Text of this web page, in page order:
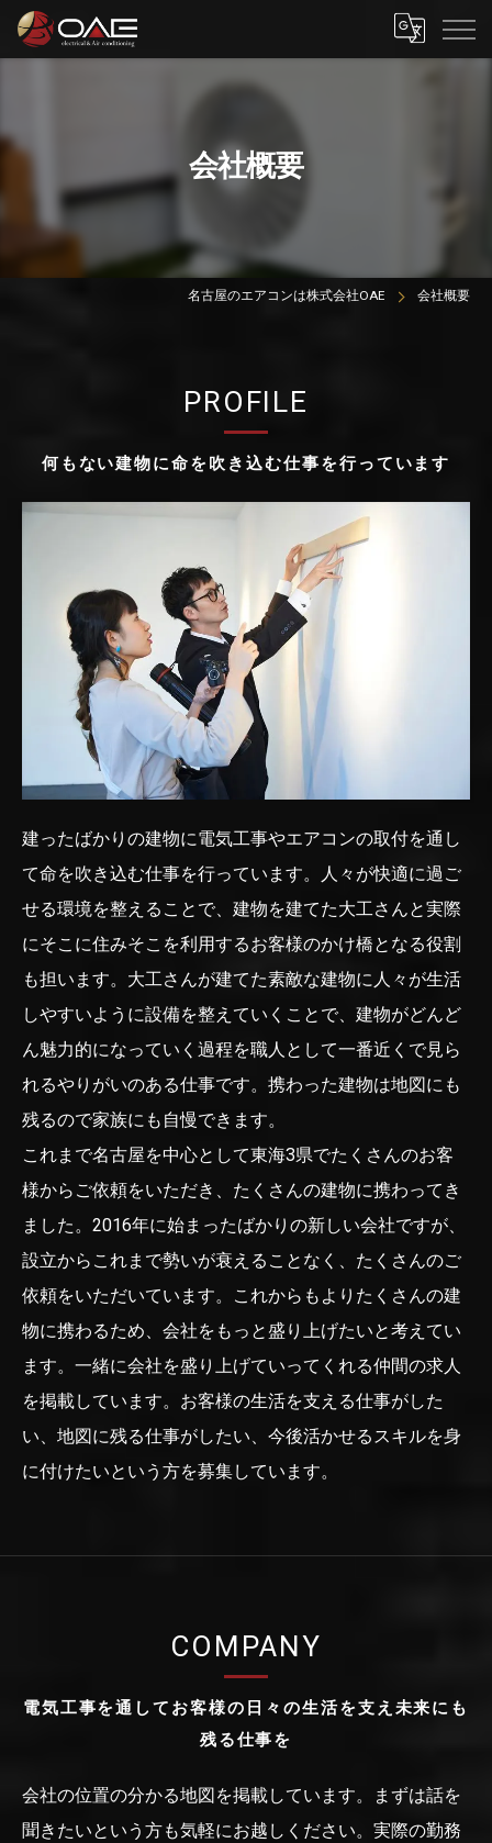
会社概要
名古屋のエアコンは株式会社OAE 会社概要
何もない建物に命を吹き込む仕事を行っています
PROFILE
建ったばかりの建物に電気工事やエアコンの取付を通し
て命を吹き込む仕事を行っています。人々が快適に過ご
せる環境を整えることで、建物を建てた大工さんと実際
にそこに住みそこを利用するお客様のかけ橋となる役割
も担います。大工さんが建てた素敵な建物に人々が生活
しやすいように設備を整えていくことで、建物がどんど
ん魅力的になっていく過程を職人として一番近くで見ら
れるやりがいのある仕事です。携わった建物は地図にも
残るので家族にも自慢できます。
これまで名古屋を中心として東海3県でたくさんのお客
様からご依頼をいただき、たくさんの建物に携わってき
ました。2016年に始まったばかりの新しい会社ですが、
設立からこれまで勢いが衰えることなく、たくさんのご
依頼をいただいています。これからもよりたくさんの建
物に携わるため、会社をもっと盛り上げたいと考えてい
ます。一緒に会社を盛り上げていってくれる仲間の求人
を掲載しています。お客様の生活を支える仕事がした
い、地図に残る仕事がしたい、今後活かせるスキルを身
に付けたいという方を募集しています。
電気工事を通してお客様の日々の生活を支え未来にも
残る仕事を
COMPANY
会社の位置の分かる地図を掲載しています。まずは話を
聞きたいという方も気軽にお越しください。実際の勤務